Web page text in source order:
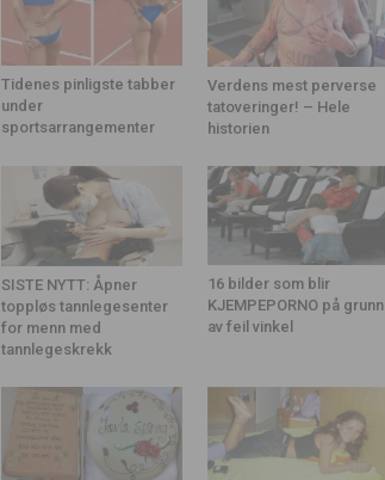
Tidenes pinligste tabber
under
sportsarrangementer
Verdens mest perverse
tatoveringer! – Hele
historien
SISTE NYTT: Åpner
toppløs tannlegesenter
for menn med
tannlegeskrekk
16 bilder som blir
KJEMPEPORNO på grunn
av feil vinkel